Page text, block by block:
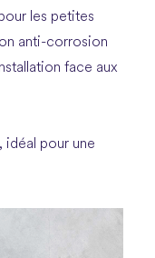
les petites
anti-corrosion
face aux
idéal pour une